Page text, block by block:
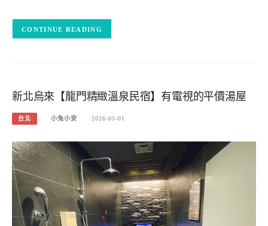
CONTINUE READING
新北烏來【龍門精緻溫泉民宿】有電視的平價湯屋
台北 小兔小安 2026-05-01